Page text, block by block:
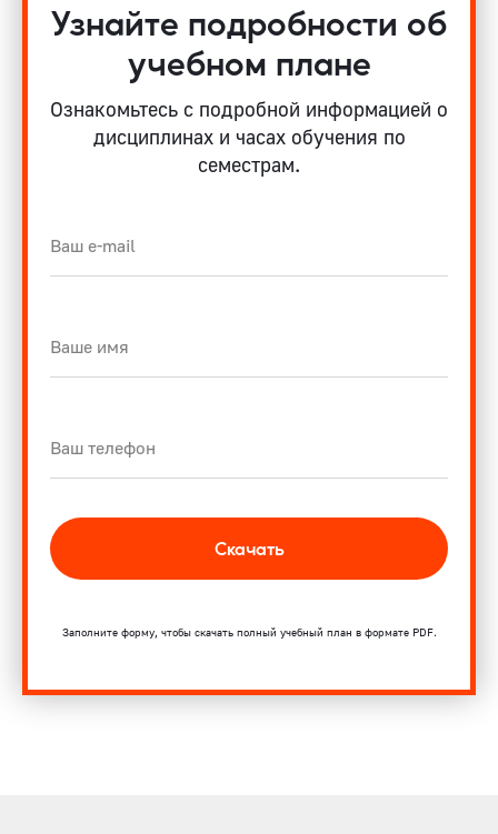
Узнайте подробности об
учебном плане
Ознакомьтесь с подробной информацией о
дисциплинах и часах обучения по
семестрам.
Скачать
Заполните форму, чтобы скачать полный учебный план в формате PDF.